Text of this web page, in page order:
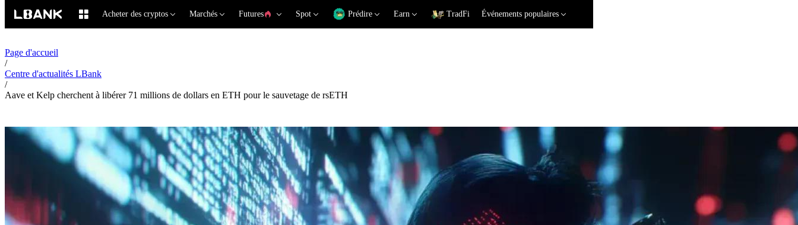
Acheter des cryptos Marchés Futures Spot Prédire Earn TradFi Événements populaires
Page d'accueil
/
Centre d'actualités LBank
/
Aave et Kelp cherchent à libérer 71 millions de dollars en ETH pour le sauvetage de rsETH